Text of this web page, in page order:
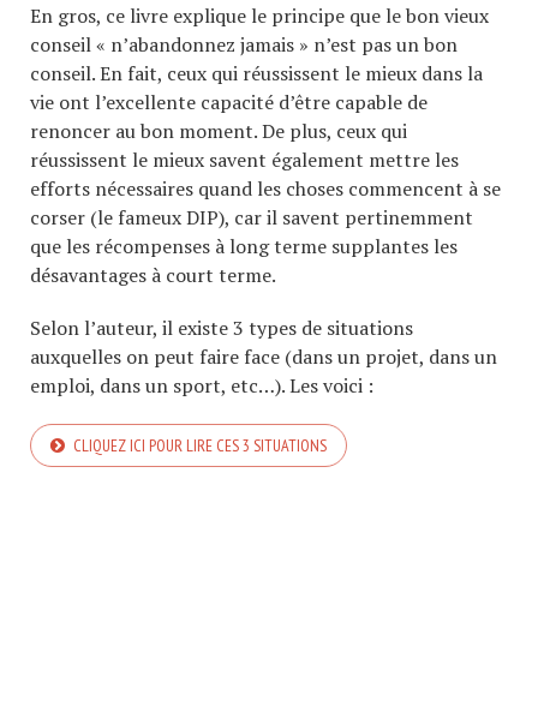
En gros, ce livre explique le principe que le bon vieux
conseil « n’abandonnez jamais » n’est pas un bon
conseil. En fait, ceux qui réussissent le mieux dans la
vie ont l’excellente capacité d’être capable de
renoncer au bon moment. De plus, ceux qui
réussissent le mieux savent également mettre les
efforts nécessaires quand les choses commencent à se
corser (le fameux DIP), car il savent pertinemment
que les récompenses à long terme supplantes les
désavantages à court terme.
Selon l’auteur, il existe 3 types de situations
auxquelles on peut faire face (dans un projet, dans un
emploi, dans un sport, etc…). Les voici :
CLIQUEZ ICI POUR LIRE CES 3 SITUATIONS